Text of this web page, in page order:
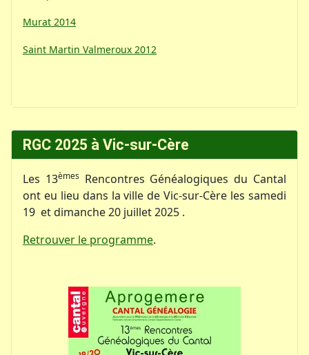
RGC 2025 à Vic-sur-Cère
Les 13èmes Rencontres Généalogiques du Cantal
ont eu lieu dans la ville de Vic-sur-Cère les samedi
19 et dimanche 20 juillet 2025 .
Retrouver le programme.
Murat 2014
Saint Martin Valmeroux 2012